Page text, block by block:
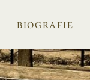
BIOGRAFIE